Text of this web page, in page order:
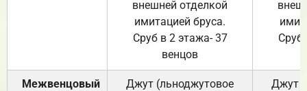
внешней отделкой
имитацией бруса.
Сруб в 2 этажа- 37
венцов
Сруб
Межвенцовый
Джут (льноджутовое
Джут